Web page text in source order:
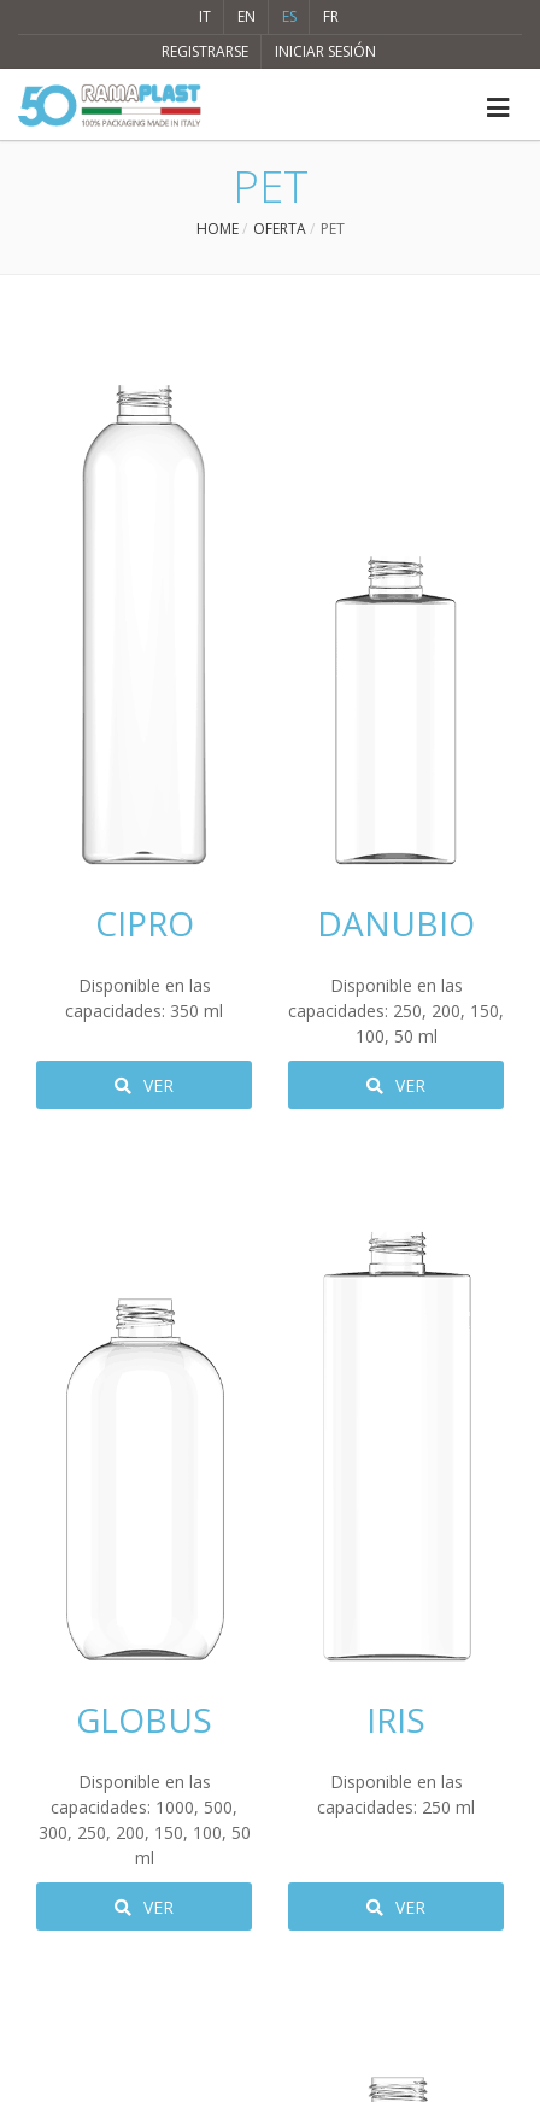
IT EN ES
FR
REGISTRARSE
INICIAR SESIÓN
PET
HOME OFERTA PET
CIPRO
Disponible en las
capacidades: 350 ml
VER
DANUBIO
Disponible en las
capacidades: 250, 200, 150,
100, 50 ml
VER
GLOBUS
Disponible en las
capacidades: 1000, 500,
300, 250, 200, 150, 100, 50
ml
VER
IRIS
Disponible en las
capacidades: 250 ml
VER